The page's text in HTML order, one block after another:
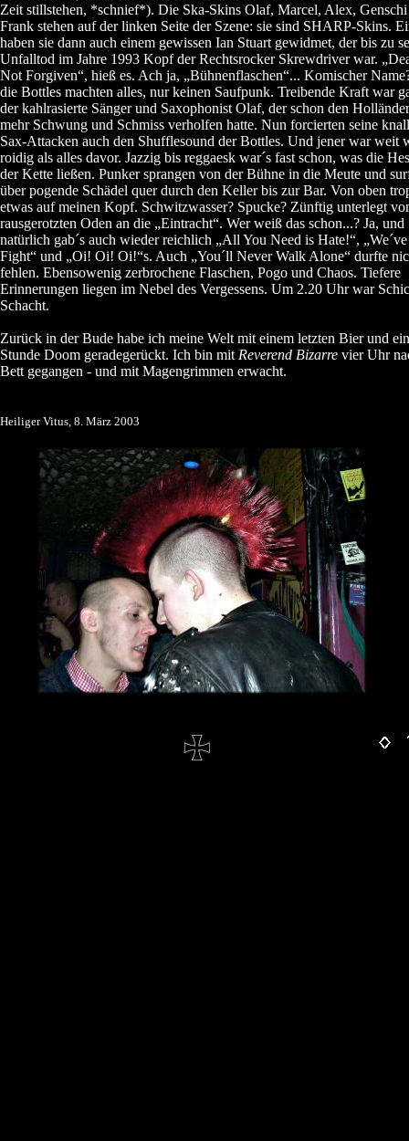
Zeit stillstehen, *schnief*). Die Ska-Skins Olaf, Marcel, Alex,
Frank stehen auf der linken Seite der Szene: sie sind SHARP-Skins.
haben sie dann auch einem gewissen Ian Stuart gewidmet, der bis zu
Unfalltod im Jahre 1993 Kopf der Rechtsrocker Skrewdriver war.
Not Forgiven“, hieß es. Ach ja, „Bühnenflaschen“... Komischer
die Bottles machten alles, nur keinen Saufpunk. Treibende Kraft war
der kahlrasierte Sänger und Saxophonist Olaf, der schon den
mehr Schwung und Schmiss verholfen hatte. Nun forcierten seine
Sax-Attacken auch den Shufflesound der Bottles. Und jener war weit
roidig als alles davor. Jazzig bis reggaesk war´s fast schon, was die
der Kette ließen. Punker sprangen von der Bühne in die Meute und
über pogende Schädel quer durch den Keller bis zur Bar. Von oben
etwas auf meinen Kopf. Schwitzwasser? Spucke? Zünftig unterlegt
rausgerotzten Oden an die „Eintracht“. Wer weiß das schon...? Ja, und
natürlich gab´s auch wieder reichlich „All You Need is Hate!“,
Fight“ und „Oi! Oi! Oi!“s. Auch „You´ll Never Walk Alone“ durfte
fehlen. Ebensowenig zerbrochene Flaschen, Pogo und Chaos. Tiefere
Erinnerungen liegen im Nebel des Vergessens. Um 2.20 Uhr war
Schacht.
Zurück in der Bude habe ich meine Welt mit einem letzten Bier und
Stunde Doom geradegerückt. Ich bin mit Reverend Bizarre vier Uhr
Bett gegangen - und mit Magengrimmen erwacht.
Heiliger Vitus, 8. März 2003